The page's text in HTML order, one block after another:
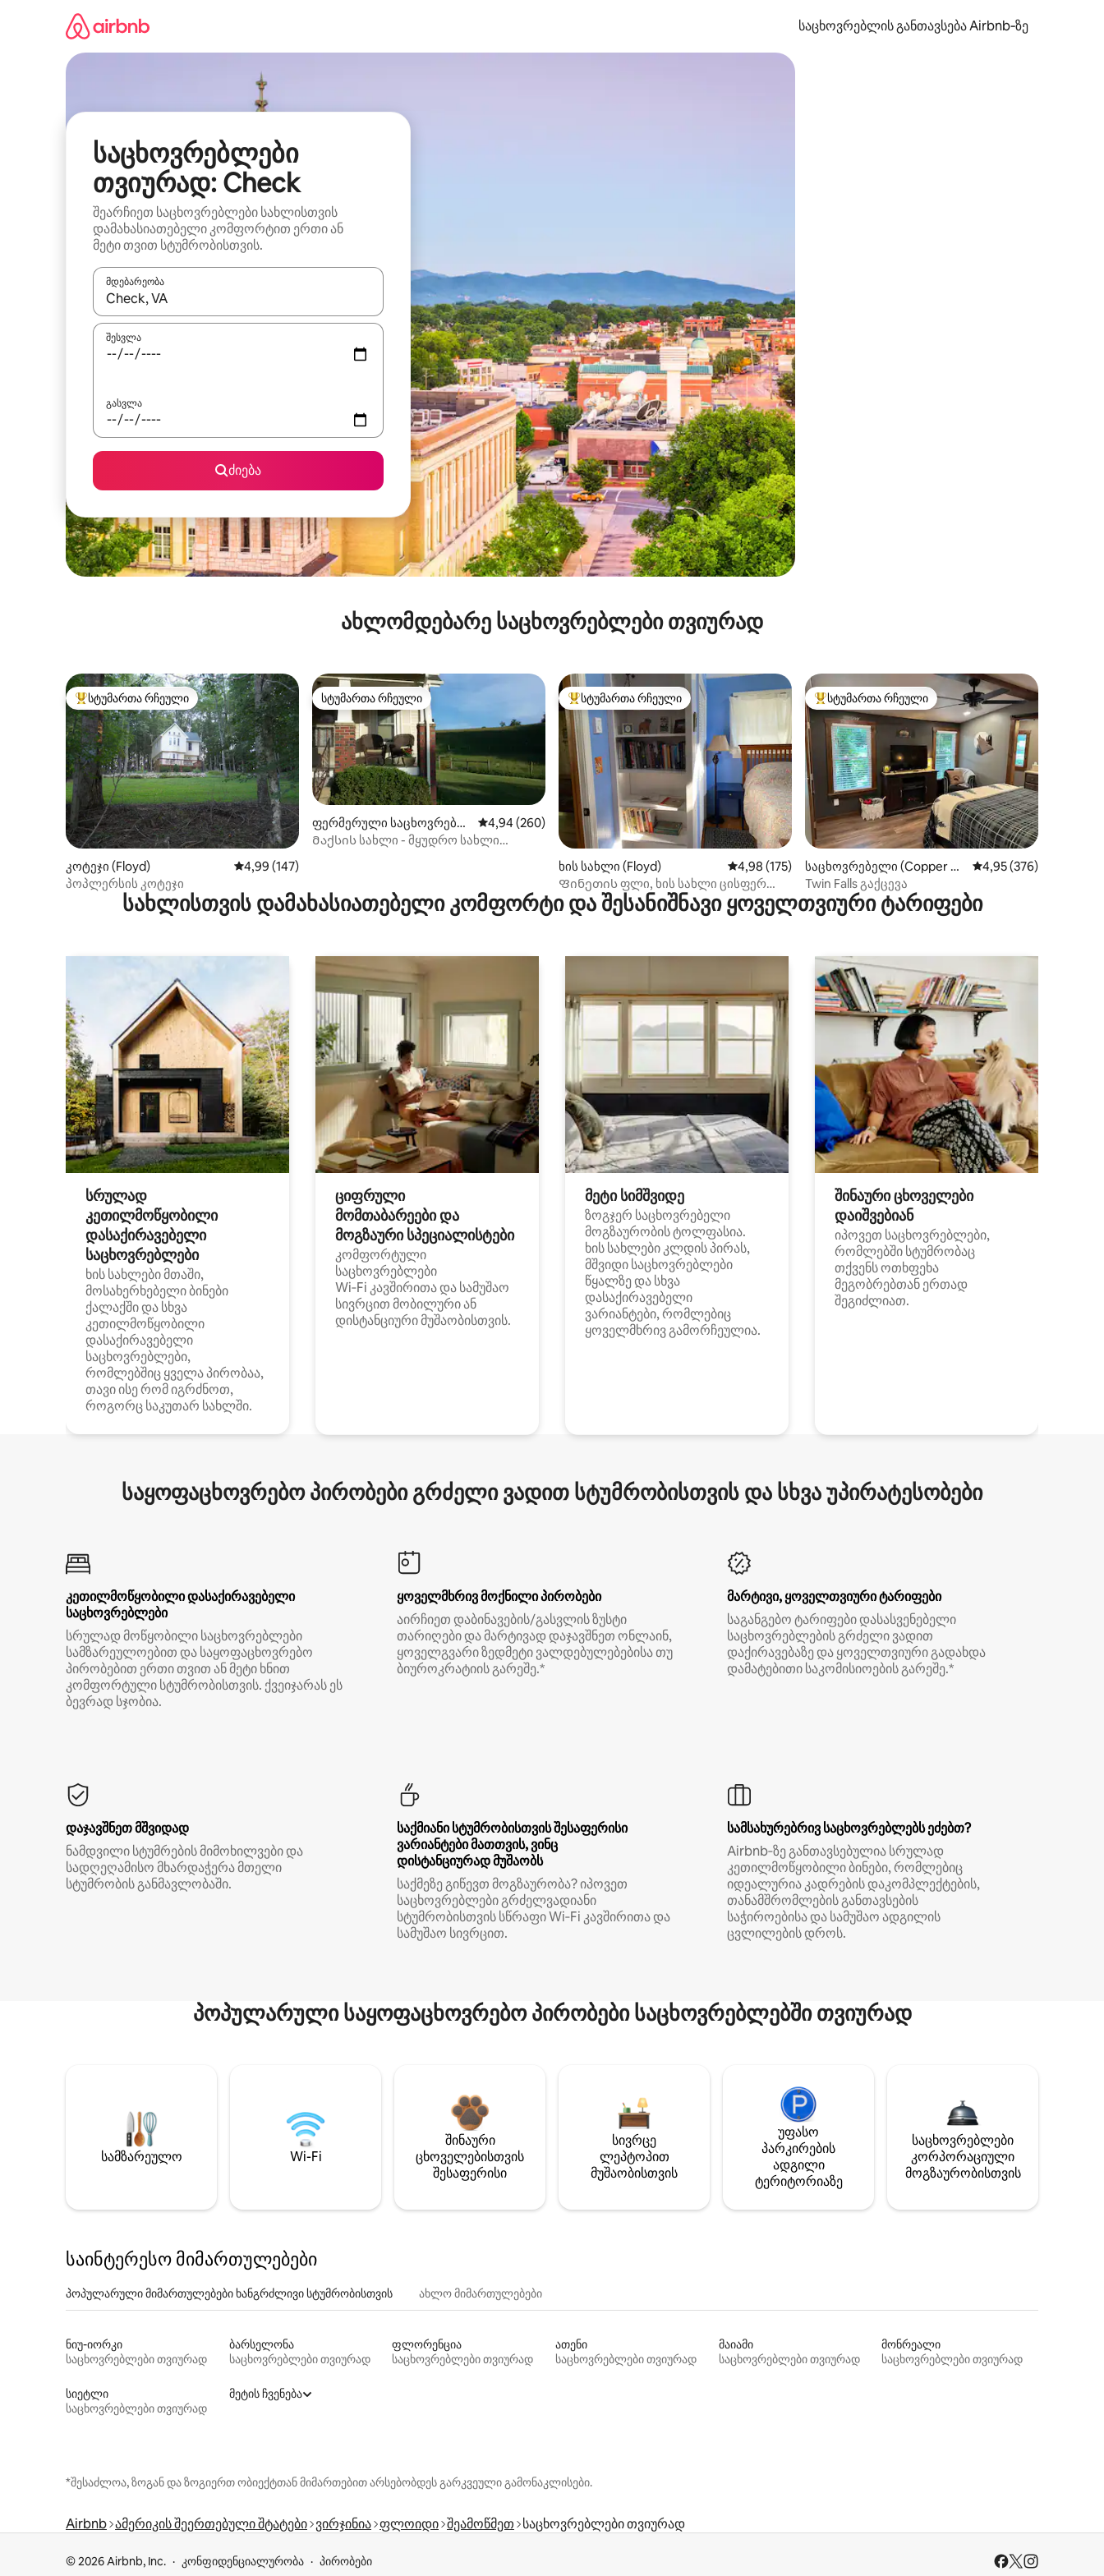
საცხოვრებლის განთავსება Airbnb‑ზე
საცხოვრებლები
თვიურად: Check
შეარჩიეთ საცხოვრებლები სახლისთვის
დამახასიათებელი კომფორტით ერთი ან
მეტი თვით სტუმრობისთვის.
მდებარეობა
როცა შედეგები ხელმისაწვდომი გახდება, ნავიგაციისთვის გამოიყენეთ კლავიშები ზემოთ/ქვემოთ მიმართული ისრებით ან შეხებისა თუ თითის გასმის ჟესტები.
შესვლა
გასვლა
ძიება
ახლომდებარე საცხოვრებლები თვიურად
სტუმართა რჩეული მოწინავე ვარიანტი
სტუმართა რჩეული
კოტეჯი (Floyd) საშუალო შეფასებაა 5‑დან 4,99, 147 მიმოხილვა
4,99 (147)
პოპლერსის კოტეჯი
სტუმართა რჩეული
სტუმართა რჩეული
ფერმერული საცხოვრებე
ლი (Floyd)
საშუალო შეფასებაა 5‑დან 4,94, 260 მიმოხილვა
4,94 (260)
Მაქსის სახლი - მყუდრო სახლი
სტუმართა რჩეული მოწინავე ვარიანტი
სტუმართა რჩეული
ხის სახლი (Floyd) საშუალო შეფასებაა 5‑დან 4,98, 175 მიმოხილვა
4,98 (175)
Ფინეთის ფლი, ხის სახლი ცისფერ
ქედზე
სტუმართა რჩეული მოწინავე ვარიანტი
სტუმართა რჩეული
საცხოვრებელი (Copper Hil
l)
საშუალო შეფასებაა
4,95 (376)
Twin Falls გაქცევა
სახლისთვის დამახასიათებელი კომფორტი და შესანიშნავი ყოველთვიური ტარიფები
სრულად
კეთილმოწყობილი
დასაქირავებელი
საცხოვრებლები
ხის სახლები მთაში,
მოსახერხებელი ბინები
ქალაქში და სხვა
კეთილმოწყობილი
დასაქირავებელი
საცხოვრებლები,
რომლებშიც ყველა პირობაა,
თავი ისე რომ იგრძნოთ,
როგორც საკუთარ სახლში.
ციფრული
მომთაბარეები და
მოგზაური სპეციალისტები
კომფორტული
საცხოვრებლები
Wi‑Fi კავშირითა და სამუშაო
სივრცით მობილური ან
დისტანციური მუშაობისთვის.
მეტი სიმშვიდე
ზოგჯერ საცხოვრებელი
მოგზაურობის ტოლფასია.
ხის სახლები კლდის პირას,
მშვიდი საცხოვრებლები
წყალზე და სხვა
დასაქირავებელი
ვარიანტები, რომლებიც
ყოველმხრივ გამორჩეულია.
შინაური ცხოველები
დაიშვებიან
იპოვეთ საცხოვრებლები,
რომლებში სტუმრობაც
თქვენს ოთხფეხა
მეგობრებთან ერთად
შეგიძლიათ.
საყოფაცხოვრებო პირობები გრძელი ვადით სტუმრობისთვის და სხვა უპირატესობები
კეთილმოწყობილი დასაქირავებელი
საცხოვრებლები
სრულად მოწყობილი საცხოვრებლები
სამზარეულოებით და საყოფაცხოვრებო
პირობებით ერთი თვით ან მეტი ხნით
კომფორტული სტუმრობისთვის. ქვეიჯარას ეს
ბევრად სჯობია.
ყოველმხრივ მოქნილი პირობები
აირჩიეთ დაბინავების/გასვლის ზუსტი
თარიღები და მარტივად დაჯავშნეთ ონლაინ,
ყოველგვარი ზედმეტი ვალდებულებებისა თუ
ბიუროკრატიის გარეშე.*
მარტივი, ყოველთვიური ტარიფები
საგანგებო ტარიფები დასასვენებელი
საცხოვრებლების გრძელი ვადით
დაქირავებაზე და ყოველთვიური გადახდა
დამატებითი საკომისიოების გარეშე.*
დაჯავშნეთ მშვიდად
ნამდვილი სტუმრების მიმოხილვები და
სადღეღამისო მხარდაჭერა მთელი
სტუმრობის განმავლობაში.
საქმიანი სტუმრობისთვის შესაფერისი
ვარიანტები მათთვის, ვინც
დისტანციურად მუშაობს
საქმეზე გიწევთ მოგზაურობა? იპოვეთ
საცხოვრებლები გრძელვადიანი
სტუმრობისთვის სწრაფი Wi‑Fi კავშირითა და
სამუშაო სივრცით.
სამსახურებრივ საცხოვრებლებს ეძებთ?
Airbnb‑ზე განთავსებულია სრულად
კეთილმოწყობილი ბინები, რომლებიც
იდეალურია კადრების დაკომპლექტების,
თანამშრომლების განთავსების
საჭიროებისა და სამუშაო ადგილის
ცვლილების დროს.
პოპულარული საყოფაცხოვრებო პირობები საცხოვრებლებში თვიურად
სამზარეულო Wi-Fi
შინაური
ცხოველებისთვის
შესაფერისი
სივრცე
ლეპტოპით
მუშაობისთვის
უფასო
პარკირების
ადგილი
ტერიტორიაზე
საცხოვრებლები
კორპორაციული
მოგზაურობისთვის
საინტერესო მიმართულებები
პოპულარული მიმართულებები ხანგრძლივი სტუმრობისთვის ახლო მიმართულებები
ნიუ-იორკი
საცხოვრებლები თვიურად
ბარსელონა
საცხოვრებლები თვიურად
ფლორენცია
საცხოვრებლები თვიურად
ათენი
საცხოვრებლები თვიურად
მაიამი
საცხოვრებლები თვიურად
მონრეალი
საცხოვრებლები თვიურად
სიეტლი
საცხოვრებლები თვიურად
მეტის ჩვენება
*შესაძლოა, ზოგან და ზოგიერთ ობიექტთან მიმართებით არსებობდეს გარკვეული გამონაკლისები.
Airbnb ამერიკის შეერთებული შტატები ვირჯინია ფლოიდი შეამოწმეთ საცხოვრებლები თვიურად
© 2026 Airbnb, Inc. კონფიდენციალურობა პირობები